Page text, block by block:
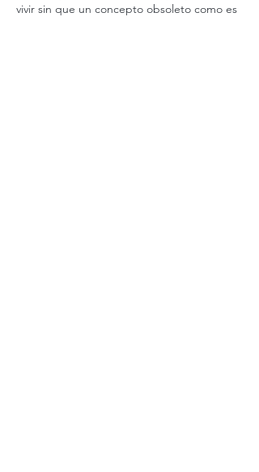
vivir sin que un concepto obsoleto como es